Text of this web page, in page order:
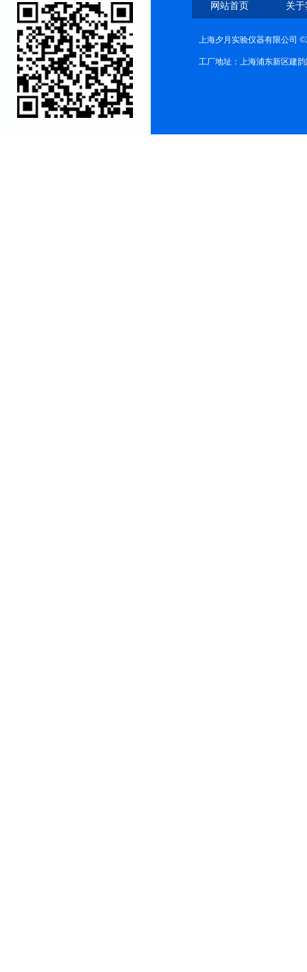
网站首页 关
上海夕月实验仪器有限公司
工厂地址：上海浦东新区建韵